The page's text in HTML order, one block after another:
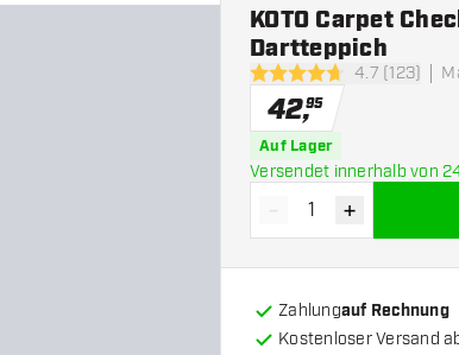
4.7 Bewertungssterne
4.7 (123)
KOTO Carpet
Dartteppich
42,95
Auf Lager
Versendet innerhalb von
Menge verringern
- Menge
+
Zahlungauf Rechnung
Kostenloser Versand